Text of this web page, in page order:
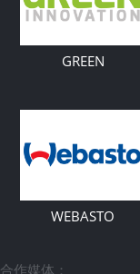
GREEN
WEBASTO
合作媒体：